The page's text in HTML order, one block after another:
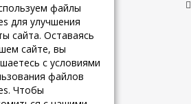
ссылки
+7 (925) 084-10-60
файлы
для улучшения
сайта. Оставаясь
сайте, вы
с условиями
файлов
Чтобы